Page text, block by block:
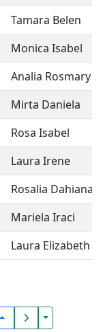
Tamara Belen
Monica Isabel
Analia Rosmary
Mirta Daniela
Rosa Isabel
Laura Irene
Rosalia Dahiana
Mariela Iraci
Laura Elizabeth
Toggle